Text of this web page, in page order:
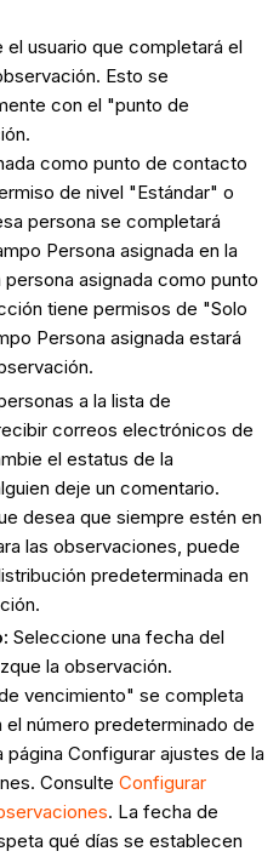
el usuario que completará el
Esto se
con el "punto de
como punto de contacto
de nivel "Estándar" o
persona se completará
Persona asignada en la
asignada como punto
tiene permisos de "Solo
Persona asignada estará
a la lista de
correos electrónicos de
el estatus de la
deje un comentario.
desea que siempre estén en
las observaciones, puede
predeterminada en
Seleccione una fecha del
la observación.
vencimiento" se completa
número predeterminado de
Configurar ajustes de la
Consulte Configurar
. La fecha de
qué días se establecen